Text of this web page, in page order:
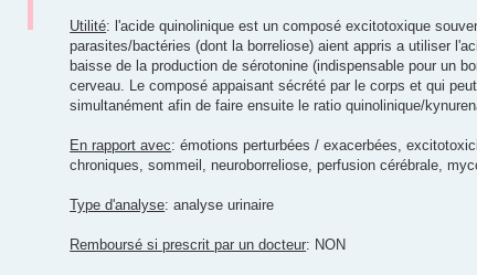
Utilité: l'acide quinolinique est un composé excitotoxique
parasites/bactéries (dont la borreliose) aient appris a utiliser
baisse de la production de sérotonine (indispensable pour un
cerveau. Le composé appaisant sécrété par le corps et qui
simultanément afin de faire ensuite le ratio quinolinique/
En rapport avec: émotions perturbées / exacerbées,
chroniques, sommeil, neuroborreliose, perfusion cérébrale,
Type d'analyse: analyse urinaire
Remboursé si prescrit par un docteur: NON